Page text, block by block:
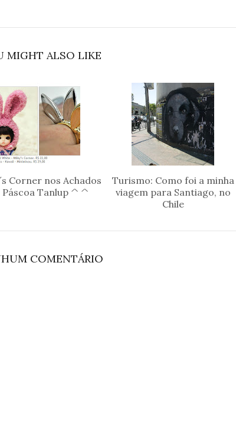
MIGHT ALSO LIKE
Corner nos Achados
Páscoa Tanlup ^ ^
Turismo: Como foi a minha
viagem para Santiago, no
Chile
COMENTÁRIO